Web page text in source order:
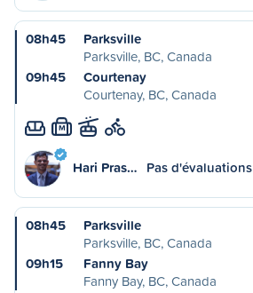
08h45
Parksville
Parksville, BC, Canada
09h45
Courtenay
Courtenay, BC, Canada
M
Hari Pras… Pas d'évaluations
08h45
Parksville
Parksville, BC, Canada
09h15
Fanny Bay
Fanny Bay, BC, Canada